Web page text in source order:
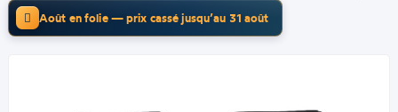
Août en folie — prix cassé jusqu’au 31 août